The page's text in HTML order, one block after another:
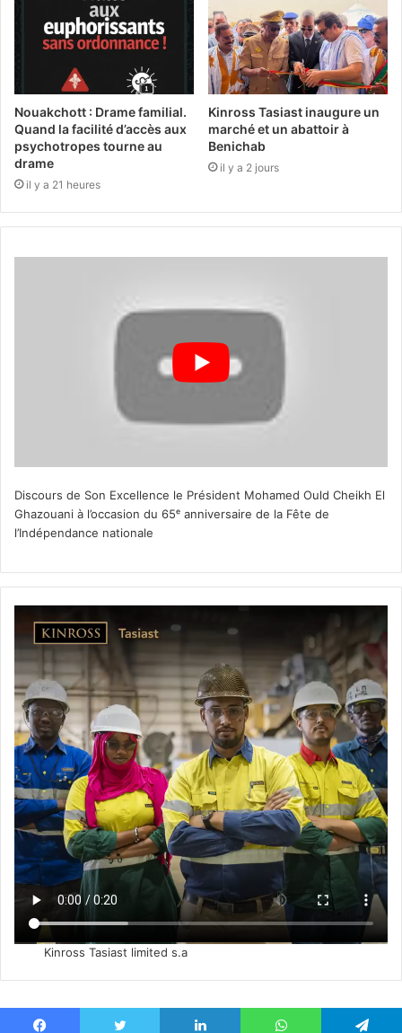
Nouakchott : Drame familial.
Quand la facilité d’accès aux
psychotropes tourne au
drame
il y a 21 heures
Kinross Tasiast inaugure un
marché et un abattoir à
Benichab
il y a 2 jours
Discours de Son Excellence le Président Mohamed Ould Cheikh El
Ghazouani à l’occasion du 65ᵉ anniversaire de la Fête de
l’Indépendance nationale
Kinross Tasiast limited s.a